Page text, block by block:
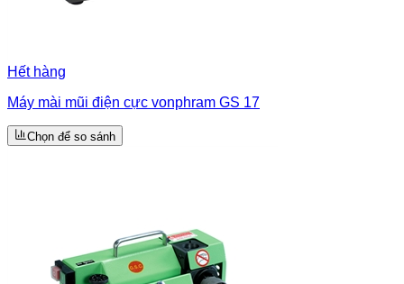
Hết hàng
Máy mài mũi điện cực vonphram GS 17
Chọn để so sánh